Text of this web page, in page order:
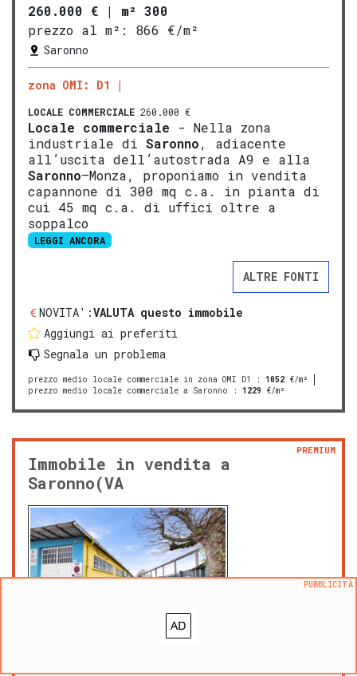
260.000 € | m² 300
prezzo al m²:
866 €/m²
Saronno
zona OMI: D1
LOCALE COMMERCIALE 260.000 €
Locale commerciale - Nella zona
industriale di Saronno, adiacente
all’uscita dell’autostrada A9 e alla
Saronno–Monza, proponiamo in vendita
capannone di 300 mq c.a. in pianta di
cui 45 mq c.a. di uffici oltre a
soppalco
LEGGI ANCORA
ALTRE FONTI
NOVITA':VALUTA questo immobile
Aggiungi ai preferiti
Segnala un problema
prezzo medio locale commerciale in zona OMI D1 : 1052 €/m²
prezzo medio locale commerciale a Saronno : 1229 €/m²
Immobile in vendita a
Saronno(VA
PREMIUM
PUBBLICITÀ